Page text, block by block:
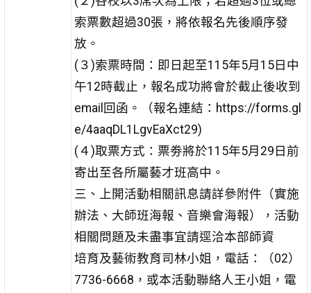
索票數超過30張，將依報名先後順序發
放。
(３)索票時間：即日起至115年5月15日中
午12時截止，報名成功將會於截止後收到
email回函。（報名連結：https://forms.gl
e/4aaqDL1LgvEaXct29)
(４)取票方式：票劵將於115年5月29日前
寄出至各所屬藝才班高中。
三、上開活動相關訊息請詳參附件（實施
辦法、大師班海報、音樂會海報），活動
相關問題及未盡事宜請逕洽本部師資
培育及藝術教育司林小姐，電話：（02）
7736-6668，或本活動聯絡人王小姐，電